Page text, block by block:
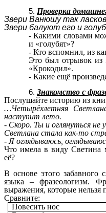
Проверка
Звери Ванюшу так
Звери балуют его и
- Какими словами
и «голубят»?
- Кто вспомнил, из
Это был отрывок из
«Крокодил».
- Какие ещё
Знакомство с
Послушайте историю из
…Четырёхлетняя
наступит лето.
- Скоро. Ты и оглянуться не
Светлана стала как-то
- Я оглядываюсь,
Что имела в виду Светина
её?
В основе этого забавного
языка – фразеологизм.
выражения, которые нельзя
Сравните:
Повесить нос